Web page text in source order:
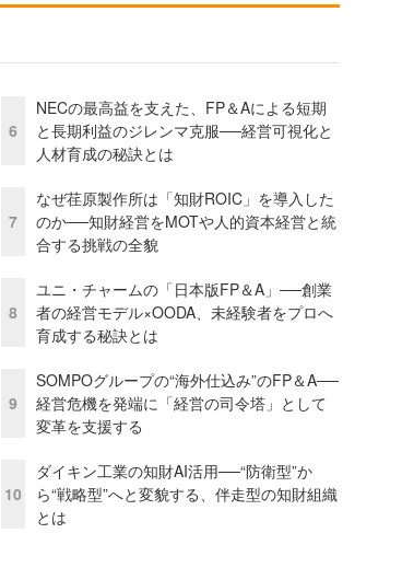
6
NECの最高益を支えた、FP＆Aによる短期
と長期利益のジレンマ克服──経営可視化と
人材育成の秘訣とは
7
なぜ荏原製作所は「知財ROIC」を導入した
のか──知財経営をMOTや人的資本経営と統
合する挑戦の全貌
8
ユニ・チャームの「日本版FP＆A」──創業
者の経営モデル×OODA、未経験者をプロへ
育成する秘訣とは
9
SOMPOグループの“海外仕込み”のFP＆A──
経営危機を発端に「経営の司令塔」として
変革を支援する
10
ダイキン工業の知財AI活用──“防衛型”か
ら“戦略型”へと変貌する、伴走型の知財組織
とは